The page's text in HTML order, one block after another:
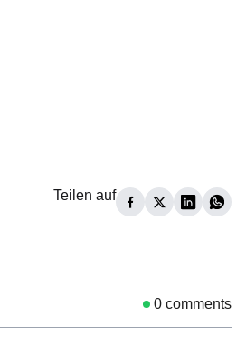
Teilen auf
0 comments